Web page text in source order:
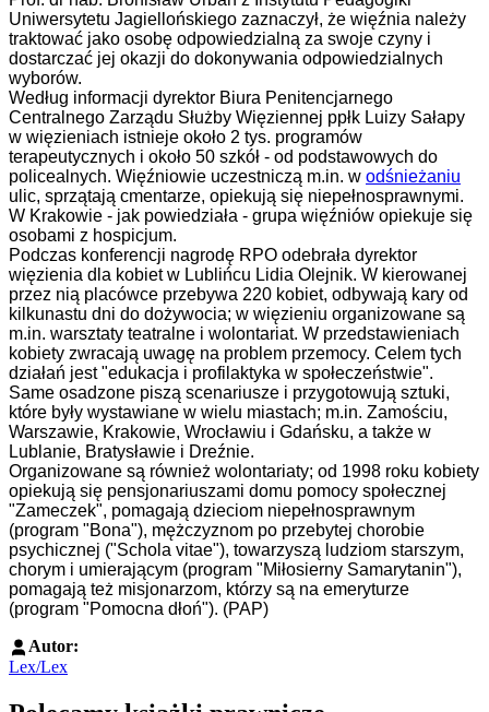
Uniwersytetu Jagiellońskiego zaznaczył, że więźnia należy
traktować jako osobę odpowiedzialną za swoje czyny i
dostarczać jej okazji do dokonywania odpowiedzialnych
wyborów.
Według informacji dyrektor Biura Penitencjarnego
Centralnego Zarządu Służby Więziennej ppłk Luizy Sałapy
w więzieniach istnieje około 2 tys. programów
terapeutycznych i około 50 szkół - od podstawowych do
policealnych. Więźniowie uczestniczą m.in. w odśnieżaniu
ulic, sprzątają cmentarze, opiekują się niepełnosprawnymi.
W Krakowie - jak powiedziała - grupa więźniów opiekuje się
osobami z hospicjum.
Podczas konferencji nagrodę RPO odebrała dyrektor
więzienia dla kobiet w Lublińcu Lidia Olejnik. W kierowanej
przez nią placówce przebywa 220 kobiet, odbywają kary od
kilkunastu dni do dożywocia; w więzieniu organizowane są
m.in. warsztaty teatralne i wolontariat. W przedstawieniach
kobiety zwracają uwagę na problem przemocy. Celem tych
działań jest "edukacja i profilaktyka w społeczeństwie".
Same osadzone piszą scenariusze i przygotowują sztuki,
które były wystawiane w wielu miastach; m.in. Zamościu,
Warszawie, Krakowie, Wrocławiu i Gdańsku, a także w
Lublanie, Bratysławie i Dreźnie.
Organizowane są również wolontariaty; od 1998 roku kobiety
opiekują się pensjonariuszami domu pomocy społecznej
"Zameczek", pomagają dzieciom niepełnosprawnym
(program "Bona"), mężczyznom po przebytej chorobie
psychicznej ("Schola vitae"), towarzyszą ludziom starszym,
chorym i umierającym (program "Miłosierny Samarytanin"),
pomagają też misjonarzom, którzy są na emeryturze
(program "Pomocna dłoń"). (PAP)
Autor:
Lex/Lex